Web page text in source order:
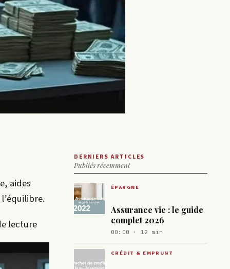
aides
lecture
DERNIERS ARTICLES
Publiés récemment
ÉPARGNE
Assurance vie : le guide
complet 2026
00:00 · 12 min
CRÉDIT & EMPRUNT